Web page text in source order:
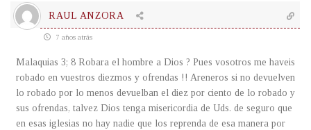
RAUL ANZORA
7 años atrás
Malaquias 3; 8 Robara el hombre a Dios ? Pues vosotros me haveis
robado en vuestros diezmos y ofrendas !! Areneros si no devuelven
lo robado por lo menos devuelban el diez por ciento de lo robado y
sus ofrendas, talvez Dios tenga misericordia de Uds. de seguro que
en esas iglesias no hay nadie que los reprenda de esa manera por